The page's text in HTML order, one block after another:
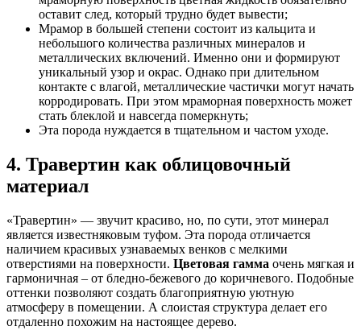
оставит след, который трудно будет вывести;
Мрамор в большей степени состоит из кальцита и
небольшого количества различных минералов и
металлических включений. Именно они и формируют
уникальный узор и окрас. Однако при длительном
контакте с влагой, металлические частички могут начать
корродировать. При этом мраморная поверхность может
стать блеклой и навсегда померкнуть;
Эта порода нуждается в тщательном и частом уходе.
4. Травертин как облицовочный
материал
«Травертин» — звучит красиво, но, по сути, этот минерал
является известняковым туфом. Эта порода отличается
наличием красивых узнаваемых венков с мелкими
отверстиями на поверхности. Цветовая гамма очень мягкая и
гармоничная – от бледно-бежевого до коричневого. Подобные
оттенки позволяют создать благоприятную уютную
атмосферу в помещении. А слоистая структура делает его
отдаленно похожим на настоящее дерево.